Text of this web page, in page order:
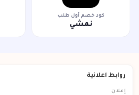
كود خصم أول طلب
نمشي
روابط اعلانية
إعلان